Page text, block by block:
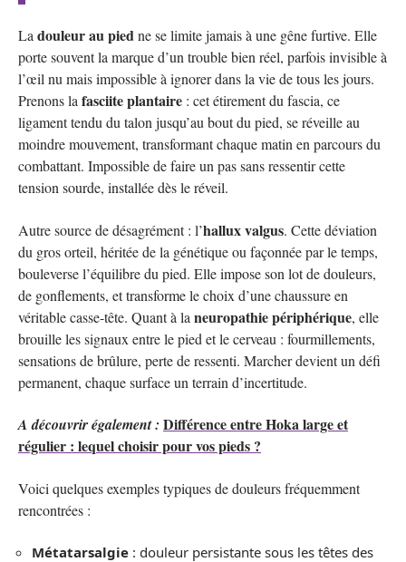
La douleur au piedne se limite jamais à une gêne furtive. Elle
porte souvent la marque d’un trouble bien réel, parfois invisible à
l’œil nu mais impossible à ignorer dans la vie de tous les jours.
Prenons la fasciite plantaire : cet étirement du fascia, ce
ligament tendu du talon jusqu’au bout du pied, se réveille au
moindre mouvement, transformant chaque matin en parcours du
combattant. Impossible de faire un pas sans ressentir cette
tension sourde, installée dès le réveil.
Autre source de désagrément : l’hallux valgus. Cette déviation
du gros orteil, héritée de la génétique ou façonnée par le temps,
bouleverse l’équilibre du pied. Elle impose son lot de douleurs,
de gonflements, et transforme le choix d’une chaussure en
véritable casse-tête. Quant à la neuropathie périphérique, elle
brouille les signaux entre le pied et le cerveau : fourmillements,
sensations de brûlure, perte de ressenti. Marcher devient un défi
permanent, chaque surface un terrain d’incertitude.
A découvrir également : Différence entre Hoka large et
régulier : lequel choisir pour vos pieds ?
Voici quelques exemples typiques de douleurs fréquemment
rencontrées :
Métatarsalgie : douleur persistante sous les têtes des